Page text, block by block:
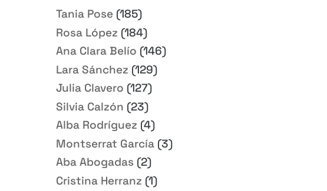
Tania Pose (185)
Rosa López (184)
Ana Clara Belío (146)
Lara Sánchez (129)
Julia Clavero (127)
Silvia Calzón (23)
Alba Rodríguez (4)
Montserrat García (3)
Aba Abogadas (2)
Cristina Herranz (1)